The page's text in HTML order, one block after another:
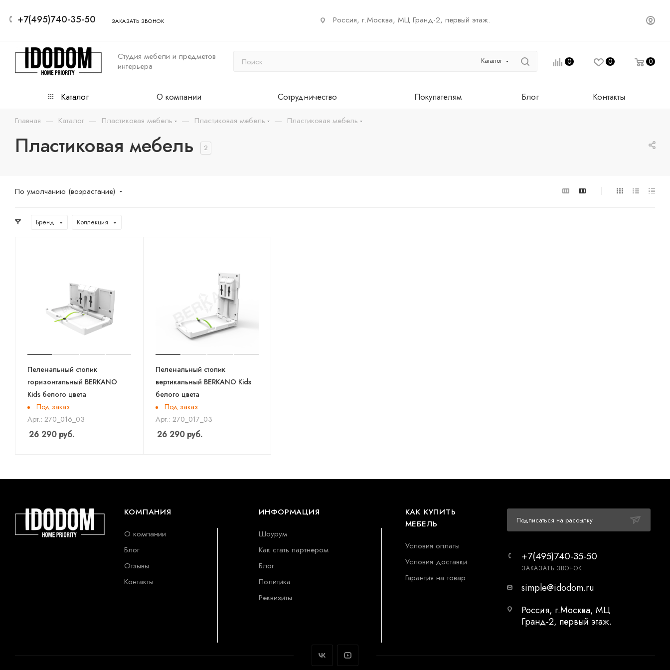
+7(495)740-35-50 ЗАКАЗАТЬ ЗВОНОК Россия, г.Москва, МЦ Гранд-2, первый этаж.
Студия мебели и предметов
интерьера
Каталог 0 0 0
Каталог О компании Сотрудничество Покупателям Блог Контакты
Главная — Каталог — Пластиковая мебель — Пластиковая мебель — Пластиковая мебель
Пластиковая мебель 2
По умолчанию (возрастание)
Бренд Коллекция
Пеленальный столик
горизонтальный BERKANO
Kids белого цвета
Под заказ
Арт.: 270_016_03
26 290руб.
Пеленальный столик
вертикальный BERKANO Kids
белого цвета
Под заказ
Арт.: 270_017_03
26 290руб.
КОМПАНИЯ
О компании
Блог
Отзывы
Контакты
ИНФОРМАЦИЯ
Шоурум
Как стать партнером
Блог
Политика
Реквизиты
КАК КУПИТЬ
МЕБЕЛЬ
Условия оплаты
Условия доставки
Гарантия на товар
Подписаться на рассылку
+7(495)740-35-50
ЗАКАЗАТЬ ЗВОНОК
simple@idodom.ru
Россия, г.Москва, МЦ
Гранд-2, первый этаж.